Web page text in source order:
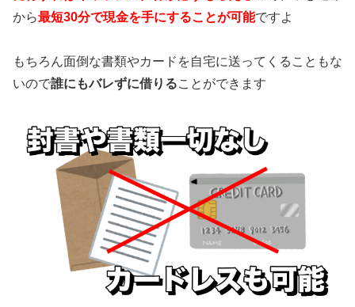
から最短30分で現金を手にすることが可能ですよ
もちろん面倒な書類やカードを自宅に送ってくることもな
いので誰にもバレずに借りることができます